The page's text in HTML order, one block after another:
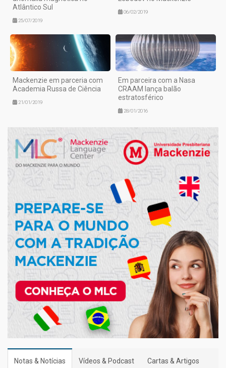
Atlântico Sul
25/07/2019
06/02/2019
Mackenzie em parceria com
Academia Russa de Ciência
21/01/2019
Em parceira com a Nasa
CRAAM lança balão
estratosférico
28/01/2016
Notas & Notícias Vídeos & Podcast Cartas & Artigos